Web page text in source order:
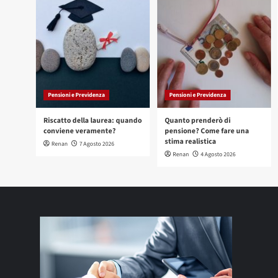
Pensioni e Previdenza
Riscatto della laurea: quando
conviene veramente?
Renan 7 Agosto 2026
Pensioni e Previdenza
Quanto prenderò di
pensione? Come fare una
stima realistica
Renan 4 Agosto 2026